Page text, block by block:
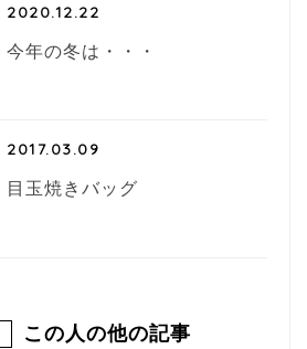
2020.12.22
今年の冬は・・・
2017.03.09
目玉焼きバッグ
この人の他の記事